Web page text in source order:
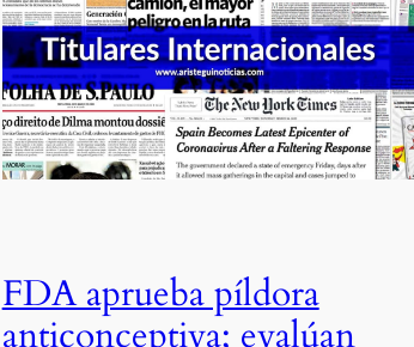
FDA aprueba píldora
anticonceptiva; evalúan